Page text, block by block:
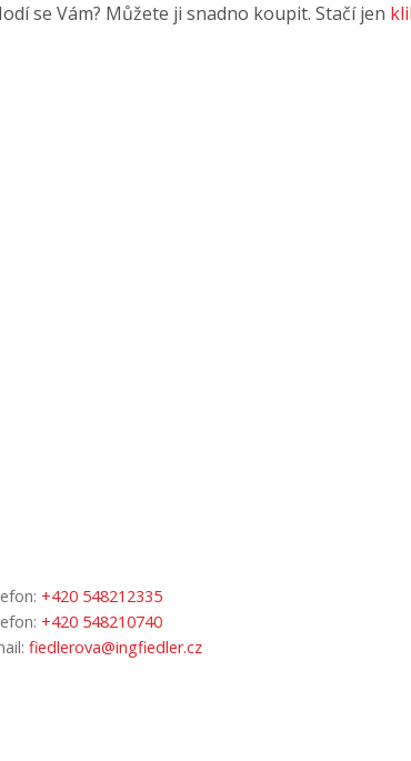
se Vám? Můžete ji snadno koupit. Stačí jen
+420 548212335
+420 548210740
fiedlerova@ingfiedler.cz